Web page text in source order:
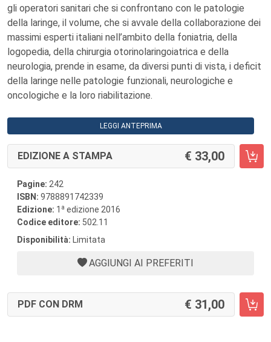
gli operatori sanitari che si confrontano con le patologie
della laringe, il volume, che si avvale della collaborazione dei
massimi esperti italiani nell’ambito della foniatria, della
logopedia, della chirurgia otorinolaringoiatrica e della
neurologia, prende in esame, da diversi punti di vista, i deficit
della laringe nelle patologie funzionali, neurologiche e
oncologiche e la loro riabilitazione.
LEGGI ANTEPRIMA
EDIZIONE A STAMPA 33,00
Pagine: 242
ISBN: 9788891742339
Edizione: 1 a edizione 2016
Codice editore: 502.11
Disponibilità: Limitata
AGGIUNGI AI PREFERITI
PDF CON DRM 31,00